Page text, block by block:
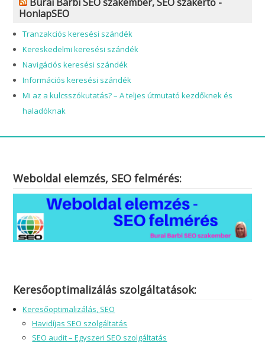
HonlapSEO
Tranzakciós keresési szándék
Kereskedelmi keresési szándék
Navigációs keresési szándék
Információs keresési szándék
Mi az a kulcsszókutatás? – A teljes útmutató kezdőknek és
haladóknak
Weboldal elemzés, SEO felmérés:
Keresőoptimalizálás szolgáltatások:
Keresőoptimalizálás, SEO
Havidíjas SEO szolgáltatás
SEO audit – Egyszeri SEO szolgáltatás